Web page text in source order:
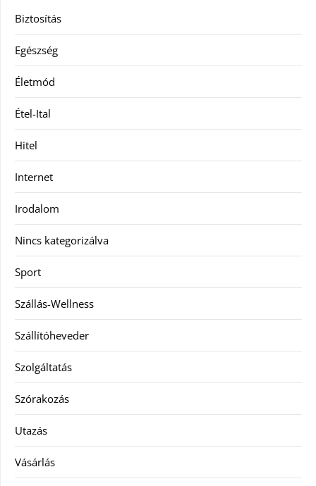
Biztosítás
Egészség
Életmód
Étel-Ital
Hitel
Internet
Irodalom
Nincs kategorizálva
Sport
Szállás-Wellness
Szállítóheveder
Szolgáltatás
Szórakozás
Utazás
Vásárlás